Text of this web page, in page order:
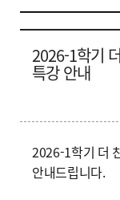
2026-1학기
특강 안내
2026-1학기 더
안내드립니다.